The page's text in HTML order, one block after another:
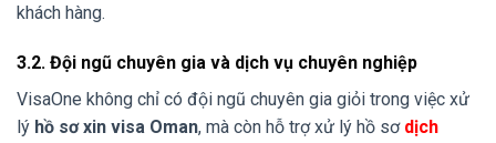
khách hàng.
3.2. Đội ngũ chuyên gia và dịch vụ chuyên nghiệp
VisaOne không chỉ có đội ngũ chuyên gia giỏi trong việc xử
lý hồ sơ xin visa Oman, mà còn hỗ trợ xử lý hồ sơ dịch